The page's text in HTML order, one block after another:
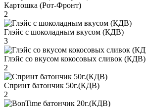
Картошка (Рот-Фронт)
2
Глэйс с шоколадным вкусом (КДВ)
3
Глэйс со вкусом кокосовых сливок (КДВ)
2
Спринт батончик 50г.(КДВ)
2